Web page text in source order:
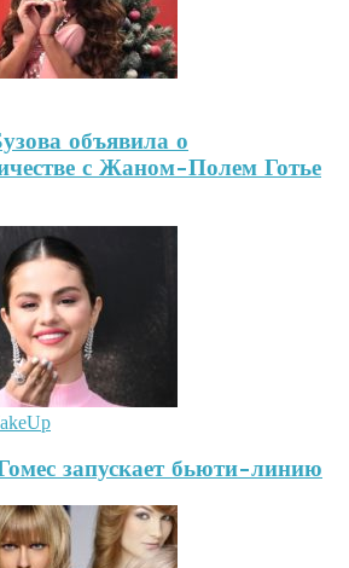
объявила о
с Жаном-Полем Готье
запускает бьюти-линию